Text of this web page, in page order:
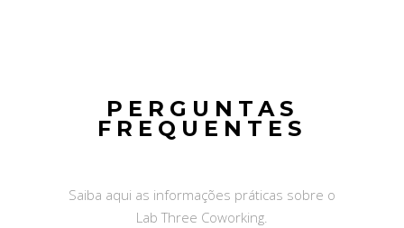
PERGUNTAS
FREQUENTES
Saiba aqui as informações práticas sobre o
Lab Three Coworking.